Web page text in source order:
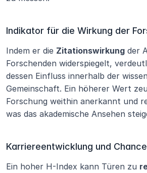
Indikator für die Wirkung der
Indem er die Zitationswirkung der
Forschenden widerspiegelt,
dessen Einfluss innerhalb der
Gemeinschaft. Ein höherer Wert
Forschung weithin anerkannt und
was das akademische Ansehen
Karriereentwicklung und
Ein hoher H-Index kann Türen zu